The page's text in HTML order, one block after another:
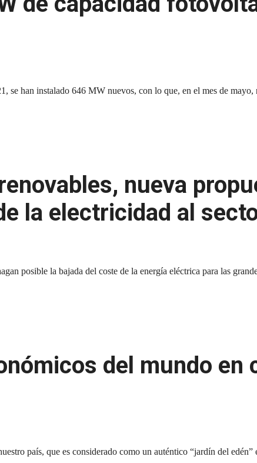
se han instalado 646 MW nuevos, con lo que, en el mes de
nueva
la electricidad al
posible la bajada del coste de la energía eléctrica para las
del mundo en
país, que es considerado como un auténtico “jardín del